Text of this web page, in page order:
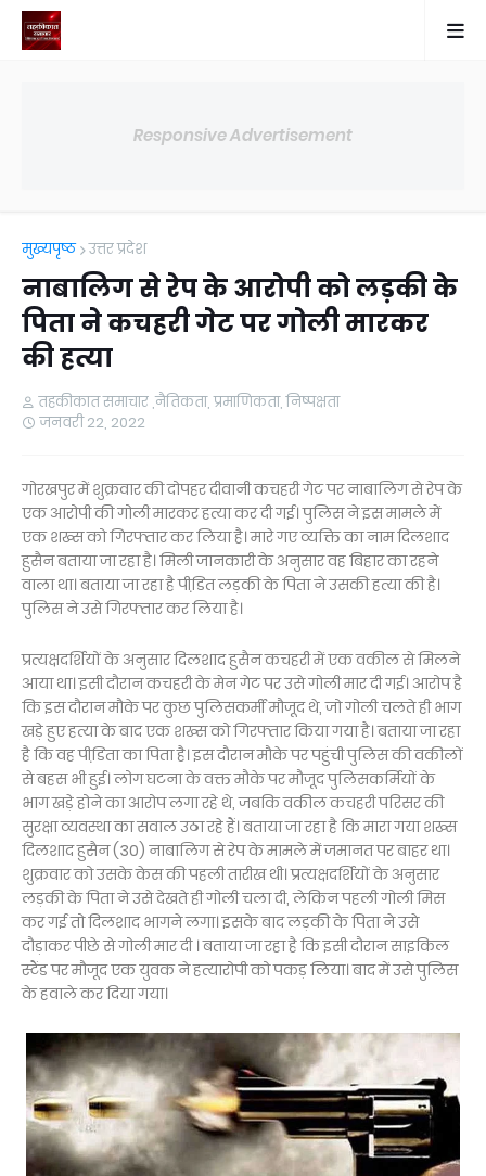
Responsive Advertisement
मुख्यपृष्ठ उत्तर प्रदेश
नाबालिग से रेप के आरोपी को लड़की के
पिता ने कचहरी गेट पर गोली मारकर
की हत्या
तहकीकात समाचार ,नैतिकता, प्रमाणिकता, निष्पक्षता
जनवरी 22, 2022
गोरखपुर में शुक्रवार की दोपहर दीवानी कचहरी गेट पर नाबालिग से रेप के
एक आरोपी की गोली मारकर हत्या कर दी गई। पुलिस ने इस मामले में
एक शख्स को गिरफ्तार कर लिया है। मारे गए व्यक्ति का नाम दिलशाद
हुसैन बताया जा रहा है। मिली जानकारी के अनुसार वह बिहार का रहने
वाला था। बताया जा रहा है पीडि़त लड़की के पिता ने उसकी हत्या की है।
पुलिस ने उसे गिरफ्तार कर लिया है।
प्रत्यक्षदर्शियों के अनुसार दिलशाद हुसैन कचहरी में एक वकील से मिलने
आया था। इसी दौरान कचहरी के मेन गेट पर उसे गोली मार दी गई। आरोप है
कि इस दौरान मौके पर कुछ पुलिसकर्मी मौजूद थे, जो गोली चलते ही भाग
खड़े हुए हत्या के बाद एक शख्स को गिरफ्तार किया गया है। बताया जा रहा
है कि वह पीडि़ता का पिता है। इस दौरान मौके पर पहुंची पुलिस की वकीलों
से बहस भी हुई। लोग घटना के वक्त मौके पर मौजूद पुलिसकर्मियों के
भाग खड़े होने का आरोप लगा रहे थे, जबकि वकील कचहरी परिसर की
सुरक्षा व्यवस्था का सवाल उठा रहे हैं। बताया जा रहा है कि मारा गया शख्स
दिलशाद हुसैन (30) नाबालिग से रेप के मामले में जमानत पर बाहर था।
शुक्रवार को उसके केस की पहली तारीख थी। प्रत्यक्षदर्शियों के अनुसार
लड़की के पिता ने उसे देखते ही गोली चला दी, लेकिन पहली गोली मिस
कर गई तो दिलशाद भागने लगा। इसके बाद लड़की के पिता ने उसे
दौड़ाकर पीछे से गोली मार दी । बताया जा रहा है कि इसी दौरान साइकिल
स्टैंड पर मौजूद एक युवक ने हत्यारोपी को पकड़ लिया। बाद में उसे पुलिस
के हवाले कर दिया गया।